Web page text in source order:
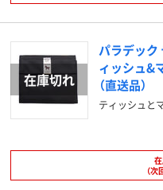
パラデック
ィッシュ&
（直送品）
ティッシュと
（